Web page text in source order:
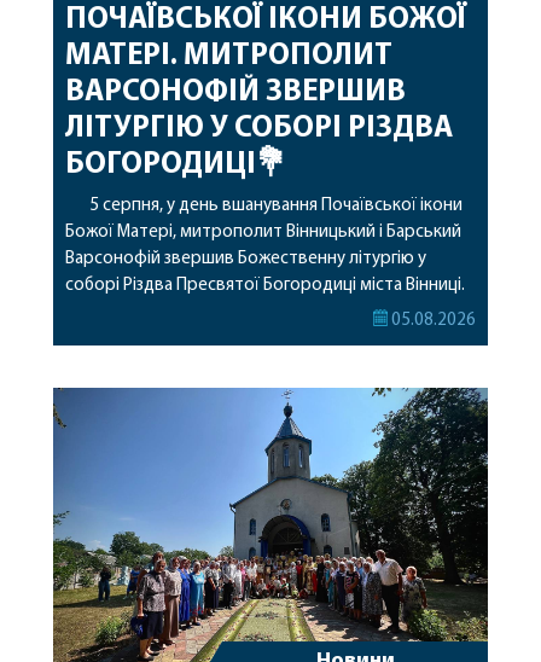
ПОЧАЇВСЬКОЇ ІКОНИ БОЖОЇ
МАТЕРІ. МИТРОПОЛИТ
ВАРСОНОФІЙ ЗВЕРШИВ
ЛІТУРГІЮ У СОБОРІ РІЗДВА
БОГОРОДИЦІ💐
5 серпня, у день вшанування Почаївської ікони
Божої Матері, митрополит Вінницький і Барський
Варсонофій звершив Божественну літургію у
соборі Різдва Пресвятої Богородиці міста Вінниці.
Його Високопреосвященству співслужили
священному сані. Під час богослужіння підносилися
особливі молитви за мир в Україні, за воїнів, які
05.08.2026